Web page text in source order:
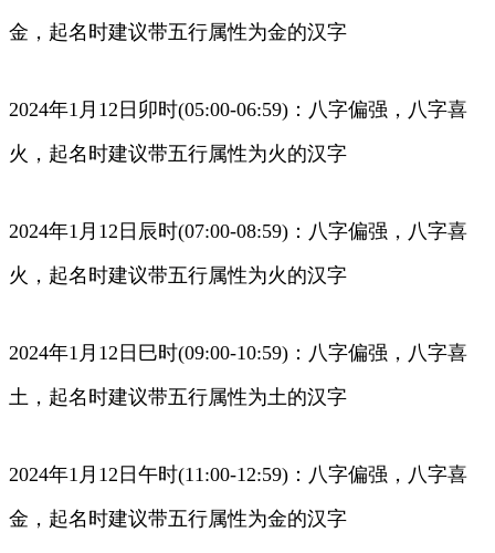
金，起名时建议带五行属性为金的汉字
2024年1月12日卯时(05:00-06:59)：八字偏强，八字喜
火，起名时建议带五行属性为火的汉字
2024年1月12日辰时(07:00-08:59)：八字偏强，八字喜
火，起名时建议带五行属性为火的汉字
2024年1月12日巳时(09:00-10:59)：八字偏强，八字喜
土，起名时建议带五行属性为土的汉字
2024年1月12日午时(11:00-12:59)：八字偏强，八字喜
金，起名时建议带五行属性为金的汉字